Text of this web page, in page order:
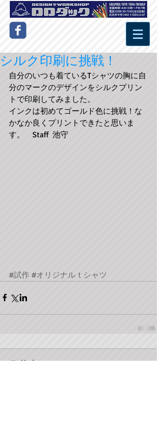
シルク印刷に挑戦！
自分のいつも着ているTシャツの胸に自
分のマークのデザインをシルクプリン
トで印刷してみました。
インクは初めてゴールド色に挑戦！な
かなか良くプリントできたと思いま
す。　Staff  池守
#試作 #オリジナルｔシャツ
コメント